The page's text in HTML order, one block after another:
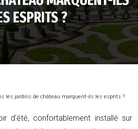
ESPRITS ?
les jardins de château marquent-ils les esprits ?
d’été, confortablement installé sur